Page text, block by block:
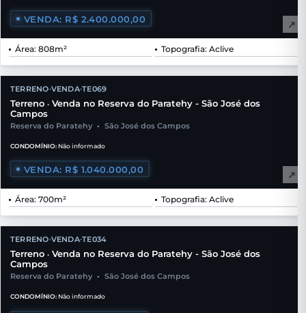
VENDA: R$ 2.400.000,00 ↗
Área: 808m² Topografia: Aclive
TERRENO•VENDA•TE069
Terreno • Venda no Reserva do Paratehy - São José dos
Campos
Reserva do Paratehy • São José dos Campos
CONDOMÍNIO: Não informado
VENDA: R$ 1.040.000,00 ↗
Área: 700m² Topografia: Aclive
TERRENO•VENDA•TE034
Terreno • Venda no Reserva do Paratehy - São José dos
Campos
Reserva do Paratehy • São José dos Campos
CONDOMÍNIO: Não informado